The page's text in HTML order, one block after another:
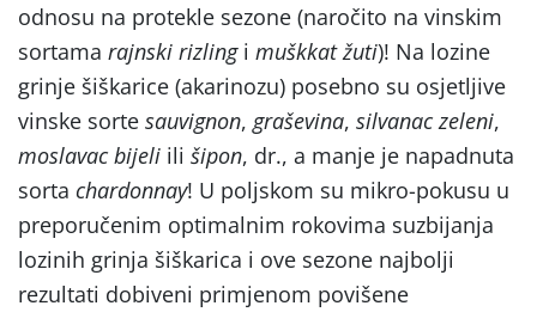
odnosu na protekle sezone (naročito na vinskim
sortama rajnski rizlingi muškkat žuti)! Na lozine
grinje šiškarice (akarinozu) posebno su osjetljive
vinske sorte sauvignon, graševina, silvanac zeleni,
moslavac bijeli ili šipon, dr., a manje je napadnuta
sorta chardonnay! U poljskom su mikro-pokusu u
preporučenim optimalnim rokovima suzbijanja
lozinih grinja šiškarica i ove sezone najbolji
rezultati dobiveni primjenom povišene